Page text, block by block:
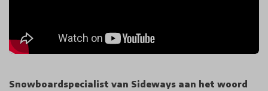
Snowboardspecialist van Sideways aan het woord